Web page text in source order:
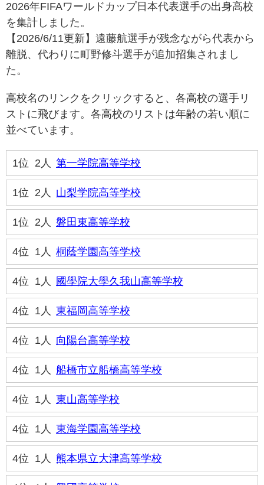
2026年FIFAワールドカップ日本代表選手の出身高校
を集計しました。
【2026/6/11更新】遠藤航選手が残念ながら代表から
離脱、代わりに町野修斗選手が追加招集されまし
た。
高校名のリンクをクリックすると、各高校の選手リ
ストに飛びます。各高校のリストは年齢の若い順に
並べています。
1位 2人 第一学院高等学校
1位 2人 山梨学院高等学校
1位 2人 磐田東高等学校
4位 1人 桐蔭学園高等学校
4位 1人 國學院大學久我山高等学校
4位 1人 東福岡高等学校
4位 1人 向陽台高等学校
4位 1人 船橋市立船橋高等学校
4位 1人 東山高等学校
4位 1人 東海学園高等学校
4位 1人 熊本県立大津高等学校